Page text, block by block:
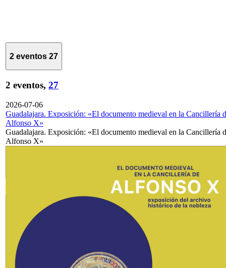
2 eventos 27
2 eventos, 27
2026-07-06
Guadalajara. Exposición: «El documento medieval en la Cancillería
Alfonso X»
Guadalajara. Exposición: «El documento medieval en la Cancillería
Alfonso X»